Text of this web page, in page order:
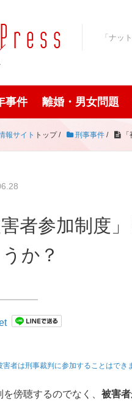
「ナッ
事件 離婚・男女問題
報サイト トップ / 刑事事件 / 「
害者参加制度
か？
害者は刑事裁判に参加することはで
傍聴するのでなく、 被害